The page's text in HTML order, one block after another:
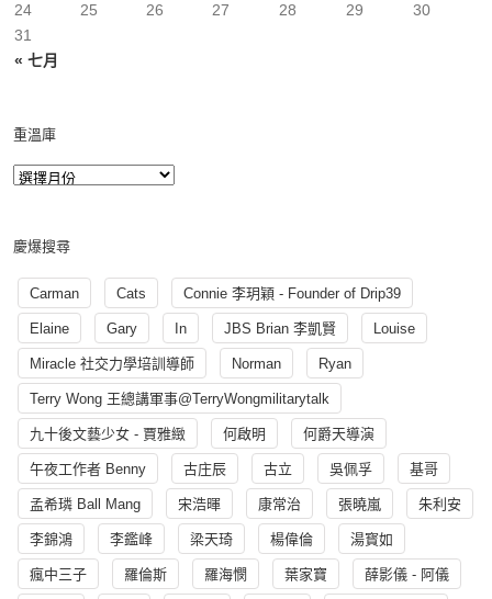
« 七月
24
25 26 27 28 29
30
31
重溫庫
慶爆搜尋
Carman Cats Connie 李玥穎 - Founder of Drip39
Elaine Gary In JBS Brian 李凱賢 Louise
Miracle 社交力學培訓導師 Norman Ryan
Terry Wong 王總講軍事@TerryWongmilitarytalk
九十後文藝少女 - 賈雅緻 何啟明 何爵天導演
午夜工作者 Benny 古庄辰 古立 吳佩孚 基哥
孟希璘 Ball Mang 宋浩暉 康常治 張曉嵐 朱利安
李錦鴻 李鑑峰 梁天琦 楊偉倫 湯寳如
瘋中三子 羅倫斯 羅海憫 葉家寶 薛影儀 - 阿儀